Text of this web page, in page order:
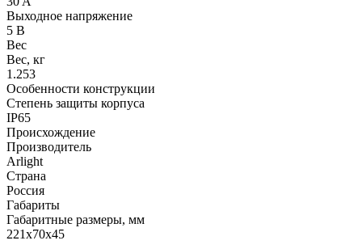
Выходное напряжение
5 В
Вес
Вес, кг
1.253
Особенности конструкции
Степень защиты корпуса
IP65
Происхождение
Производитель
Arlight
Страна
Россия
Габариты
Габаритные размеры, мм
221х70х45